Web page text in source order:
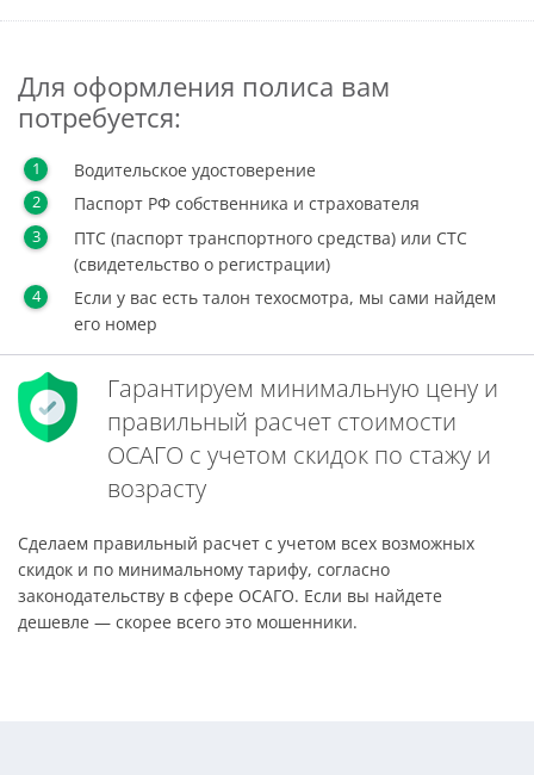
Для оформления полиса вам
потребуется:
Водительское удостоверение
Паспорт РФ собственника и страхователя
ПТС (паспорт транспортного средства) или СТС
(свидетельство о регистрации)
Если у вас есть талон техосмотра, мы сами найдем
его номер
Гарантируем минимальную цену и
правильный расчет стоимости
ОСАГО с учетом скидок по стажу и
возрасту
Сделаем правильный расчет с учетом всех возможных
скидок и по минимальному тарифу, согласно
законодательству в сфере ОСАГО. Если вы найдете
дешевле — скорее всего это мошенники.